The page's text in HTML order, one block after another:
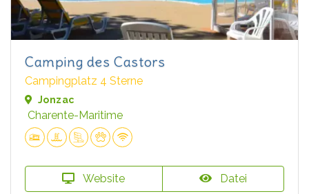
Camping des Castors
Campingplatz 4 Sterne
Jonzac
Charente-Maritime
Website Datei